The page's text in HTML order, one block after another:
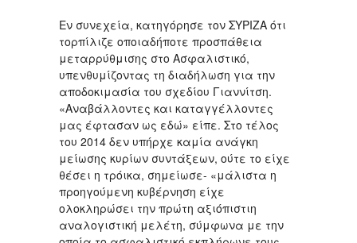
Εν συνεχεία, κατηγόρησε τον ΣΥΡΙΖΑ ότι
τορπίλιζε οποιαδήποτε προσπάθεια
μεταρρύθμισης στο Ασφαλιστικό,
υπενθυμίζοντας τη διαδήλωση για την
αποδοκιμασία του σχεδίου Γιαννίτση.
«Αναβάλλοντες και καταγγέλλοντες
μας έφτασαν ως εδώ» είπε. Στο τέλος
του 2014 δεν υπήρχε καμία ανάγκη
μείωσης κυρίων συντάξεων, ούτε το είχε
θέσει η τρόικα, σημείωσε- «μάλιστα η
προηγούμενη κυβέρνηση είχε
ολοκληρώσει την πρώτη αξιόπιστιη
αναλογιστική μελέτη, σύμφωνα με την